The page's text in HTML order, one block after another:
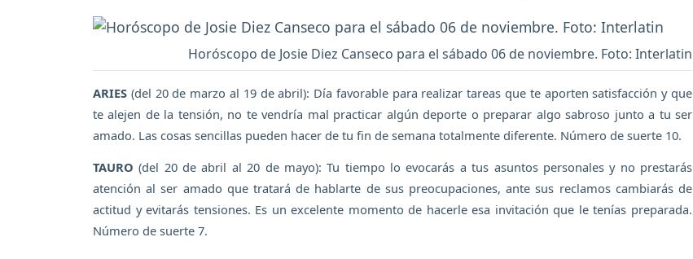
Horóscopo de Josie Diez Canseco para el sábado 06 de noviembre. Foto: Interlatin
ARIES (del 20 de marzo al 19 de abril): Día favorable para realizar tareas que te aporten satisfacción y que
te alejen de la tensión, no te vendría mal practicar algún deporte o preparar algo sabroso junto a tu ser
amado. Las cosas sencillas pueden hacer de tu fin de semana totalmente diferente. Número de suerte 10.
TAURO (del 20 de abril al 20 de mayo): Tu tiempo lo evocarás a tus asuntos personales y no prestarás
atención al ser amado que tratará de hablarte de sus preocupaciones, ante sus reclamos cambiarás de
actitud y evitarás tensiones. Es un excelente momento de hacerle esa invitación que le tenías preparada.
Número de suerte 7.